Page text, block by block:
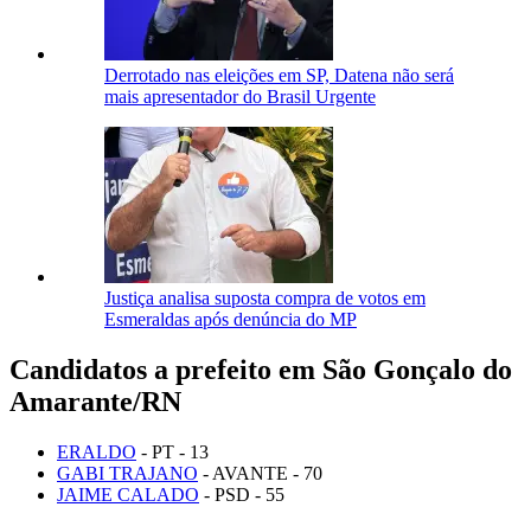
Derrotado nas eleições em SP, Datena não será
mais apresentador do Brasil Urgente
Justiça analisa suposta compra de votos em
Esmeraldas após denúncia do MP
Candidatos a prefeito em São Gonçalo do
Amarante/RN
ERALDO - PT - 13
GABI TRAJANO - AVANTE - 70
JAIME CALADO - PSD - 55